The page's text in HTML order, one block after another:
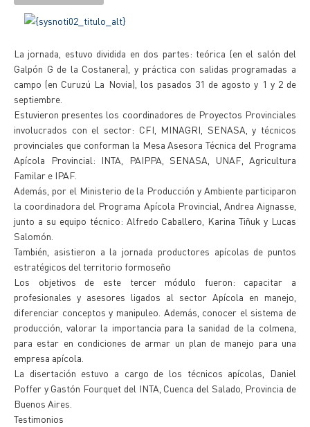
La jornada, estuvo dividida en dos partes: teórica (en el salón del
Galpón G de la Costanera), y práctica con salidas programadas a
campo (en Curuzú La Novia), los pasados 31 de agosto y 1 y 2 de
septiembre.
Estuvieron presentes los coordinadores de Proyectos Provinciales
involucrados con el sector: CFI, MINAGRI, SENASA, y técnicos
provinciales que conforman la Mesa Asesora Técnica del Programa
Apícola Provincial: INTA, PAIPPA, SENASA, UNAF, Agricultura
Familar e IPAF.
Además, por el Ministerio de la Producción y Ambiente participaron
la coordinadora del Programa Apícola Provincial, Andrea Aignasse,
junto a su equipo técnico: Alfredo Caballero, Karina Tiñuk y Lucas
Salomón.
También, asistieron a la jornada productores apícolas de puntos
estratégicos del territorio formoseño
Los objetivos de este tercer módulo fueron: capacitar a
profesionales y asesores ligados al sector Apícola en manejo,
diferenciar conceptos y manipuleo. Además, conocer el sistema de
producción, valorar la importancia para la sanidad de la colmena,
para estar en condiciones de armar un plan de manejo para una
empresa apícola.
La disertación estuvo a cargo de los técnicos apícolas, Daniel
Poffer y Gastón Fourquet del INTA, Cuenca del Salado, Provincia de
Buenos Aires.
Testimonios